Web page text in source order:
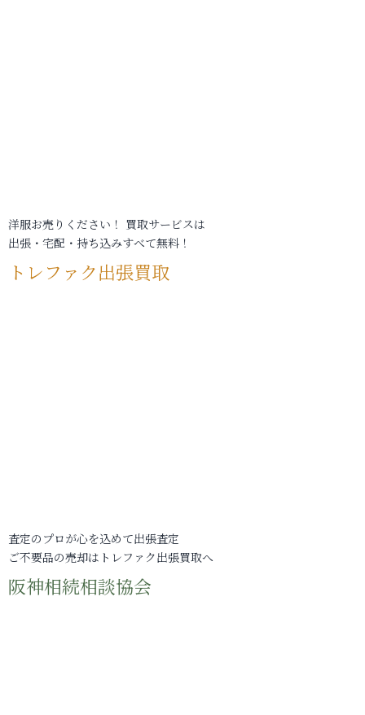
洋服お売りください！ 買取サービスは
出張・宅配・持ち込みすべて無料！
トレファク出張買取
査定のプロが心を込めて出張査定
ご不要品の売却はトレファク出張買取へ
阪神相続相談協会